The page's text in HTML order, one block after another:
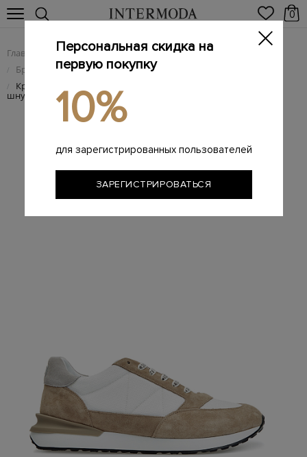
0
Главная Мужчинам / Брендовая мужская обувь
/ Брендовые мужские кроссовки
/ Кроссовки из замши и текстиля с брендированной
шнуровкой
Персональная скидка на
первую покупку
10%
для зарегистрированных пользователей
ЗАРЕГИСТРИРОВАТЬСЯ